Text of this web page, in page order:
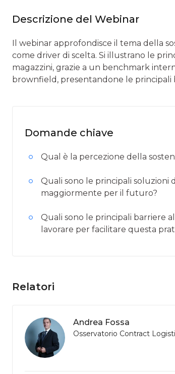
Descrizione del Webinar
Il webinar approfondisce il tema della
come driver di scelta. Si illustrano le
magazzini, grazie a un benchmark
brownfield, presentandone le principali
Domande chiave
Qual è la percezione della
Quali sono le principali soluzioni
maggiormente per il futuro?
Quali sono le principali barriere
lavorare per facilitare questa
Relatori
Andrea Fossa
Osservatorio Contract